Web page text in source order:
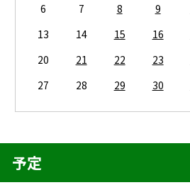
6
7 8 9
13
14 15 16
20
21 22 23
27
28 29 30
予定